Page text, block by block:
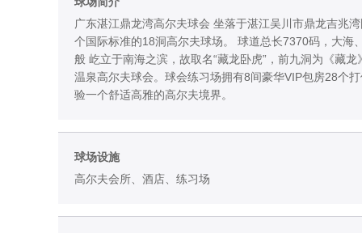
广东湛江鼎龙湾高尔夫球会 坐落于湛江吴川市鼎龙吉兆
个国际标准的18洞高尔夫球场。 球道总长7370码，大
般 屹立于南海之滨，故取名“藏龙卧虎”，前九洞为《藏
温泉高尔夫球会。球会练习场拥有8间豪华VIP包房28个
验一个舒适高雅的高尔夫境界。
球场设施
高尔夫会所、酒店、练习场